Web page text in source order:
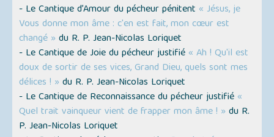
- Le Cantique d’Amour du pécheur pénitent « Jésus, je
Vous donne mon âme : c'en est fait, mon cœur est
changé » du R. P. Jean-Nicolas Loriquet
- Le Cantique de Joie du pécheur justifié « Ah ! Qu'il est
doux de sortir de ses vices, Grand Dieu, quels sont mes
délices ! » du R. P. Jean-Nicolas Loriquet
- Le Cantique de Reconnaissance du pécheur justifié «
Quel trait vainqueur vient de frapper mon âme ! » du R.
P. Jean-Nicolas Loriquet